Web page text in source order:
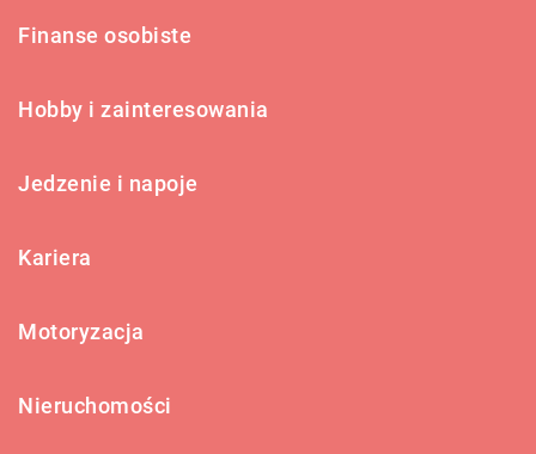
Finanse osobiste
Hobby i zainteresowania
Jedzenie i napoje
Kariera
Motoryzacja
Nieruchomości